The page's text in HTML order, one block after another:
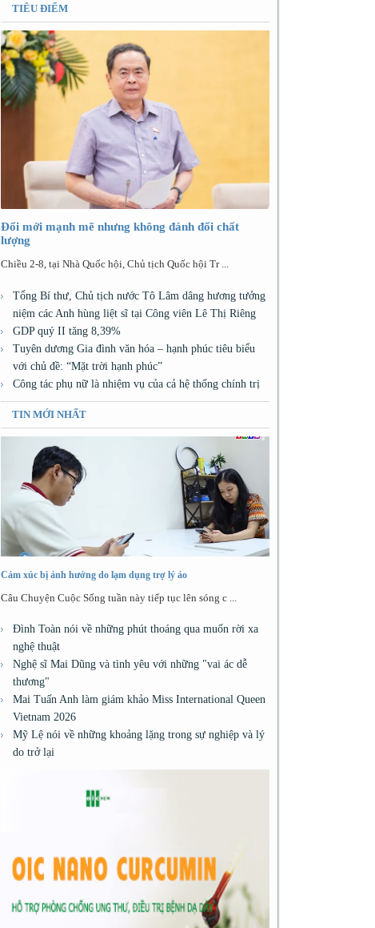
TIÊU ĐIỂM
Đổi mới mạnh mẽ nhưng không đánh đổi chất
lượng
Chiều 2-8, tại Nhà Quốc hội, Chủ tịch Quốc hội Tr ...
Tổng Bí thư, Chủ tịch nước Tô Lâm dâng hương tưởng
niệm các Anh hùng liệt sĩ tại Công viên Lê Thị Riêng
GDP quý II tăng 8,39%
Tuyên dương Gia đình văn hóa – hạnh phúc tiêu biểu
với chủ đề: “Mặt trời hạnh phúc”
Công tác phụ nữ là nhiệm vụ của cả hệ thống chính trị
TIN MỚI NHẤT
Cảm xúc bị ảnh hưởng do lạm dụng trợ lý ảo
Câu Chuyện Cuộc Sống tuần này tiếp tục lên sóng c ...
Đình Toàn nói về những phút thoáng qua muốn rời xa
nghệ thuật
Nghệ sĩ Mai Dũng và tình yêu với những "vai ác dễ
thương"
Mai Tuấn Anh làm giám khảo Miss International Queen
Vietnam 2026
Mỹ Lệ nói về những khoảng lặng trong sự nghiệp và lý
do trở lại